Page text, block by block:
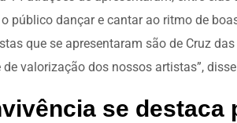
público dançar e cantar ao ritmo de
que se apresentaram são de Cruz
valorização dos nossos artistas”,
se destaca